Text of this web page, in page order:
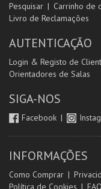
Pesquisar Carrinho de
Livro de Reclamações
AUTENTICAÇÃO
Login & Registo de
Orientadores de Salas
SIGA-NOS
Facebook
INFORMAÇÕES
Como Comprar
Política de Cookies
FAQ